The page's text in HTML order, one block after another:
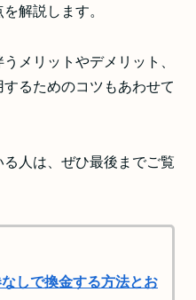
解説します。
メリットやデメリット、
るためのコツもあわせて
人は、ぜひ最後までご覧
しで換金する方法とお